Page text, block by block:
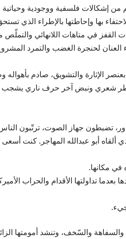
من إشكالات فلسفية ووجودية
بها وإحاطتها بالإطراء الذي
في متاهات اللانهائي
لحنجرة الغضب والتمرد
الإثارة والتشويق، صادم
سطر شعري ونبض آخر حرف ناري
تضبطون جهاز الصوت، ترتّبون
أبو عبدالله المهاجر. كنت
مكانها.
تداولتها الأقدام والحراب
والسّخف، وتنشد أمومتها